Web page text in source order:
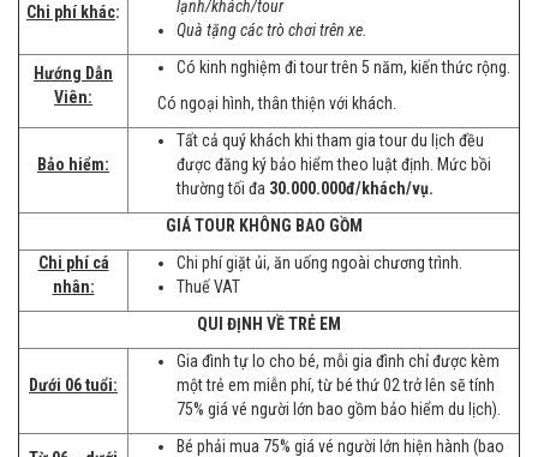
Chi phí khác:
lạnh/khách/tour
Quà tặng các trò chơi trên xe.
Hướng Dẫn
Viên:
Có kinh nghiệm đi tour trên 5 năm, kiến thức rộng.
Có ngoại hình, thân thiện với khách.
Bảo hiểm:
Tất cả quý khách khi tham gia tour du lịch đều
được đăng ký bảo hiểm theo luật định. Mức bồi
thường tối đa 30.000.000đ/khách/vụ.
GIÁ TOUR KHÔNG BAO GỒM
Chi phí cá
nhân:
Chi phí giặt ủi, ăn uống ngoài chương trình.
Thuế VAT
QUI ĐỊNH VỀ TRẺ EM
Dưới 06 tuổi:
Gia đình tự lo cho bé, mỗi gia đình chỉ được kèm
một trẻ em miễn phí, từ bé thứ 02 trở lên sẽ tính
75% giá vé người lớn bao gồm bảo hiểm du lịch).
Bé phải mua 75% giá vé người lớn hiện hành (bao